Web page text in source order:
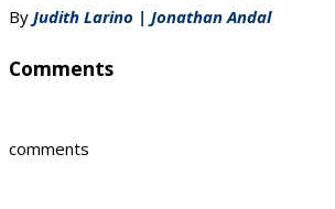
By Judith Larino | Jonathan Andal
Comments
comments